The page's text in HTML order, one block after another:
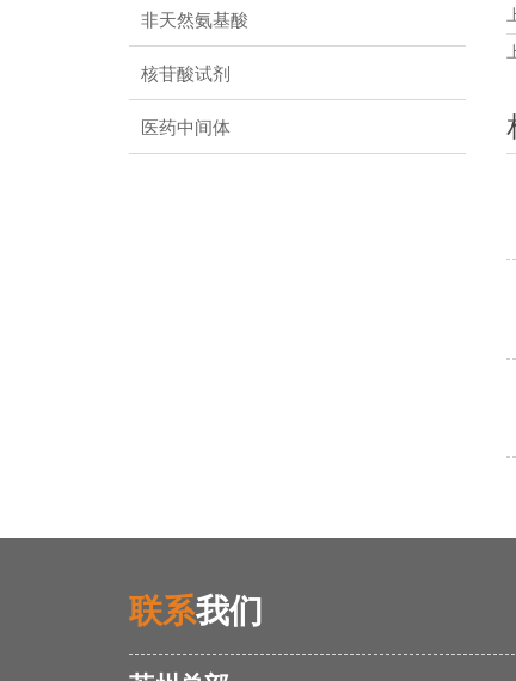
非天然氨基酸
核苷酸试剂
医药中间体
联系我们